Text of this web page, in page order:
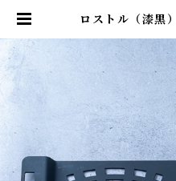
ロストル（漆